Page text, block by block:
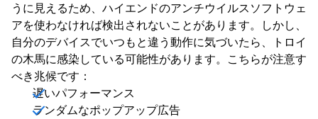
うに見えるため、ハイエンドのアンチウイルスソフトウェ
アを使わなければ検出されないことがあります。しかし、
自分のデバイスでいつもと違う動作に気づいたら、トロイ
の木馬に感染している可能性があります。こちらが注意す
べき兆候です：
遅いパフォーマンス
ランダムなポップアップ広告